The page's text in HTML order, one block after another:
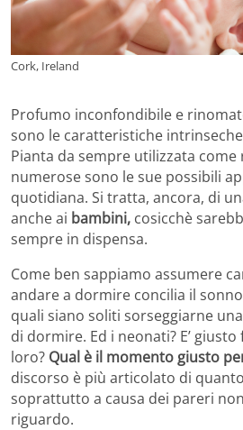
Cork, Ireland
Profumo inconfondibile e
sono le caratteristiche
Pianta da sempre utilizzata
numerose sono le sue possibili
quotidiana. Si tratta, ancora, di
anche ai bambini, cosicchè
sempre in dispensa.
Come ben sappiamo assumere
andare a dormire concilia il
quali siano soliti sorseggiarne
di dormire. Ed i neonati? E’
loro? Qual è il momento giusto
discorso è più articolato di
soprattutto a causa dei pareri
riguardo.